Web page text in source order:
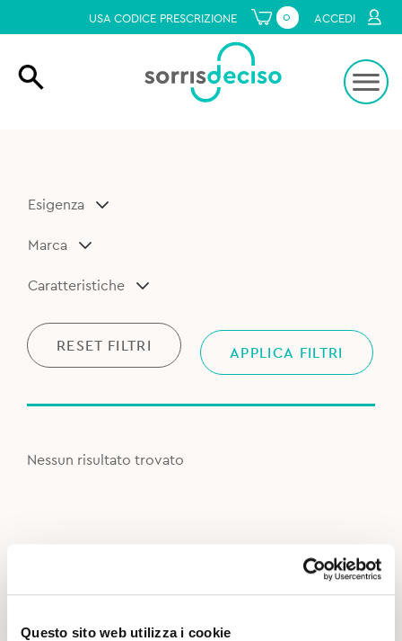
Questo sito web utilizza i cookie
USA CODICE PRESCRIZIONE 0 ACCEDI
Esigenza
Marca
Caratteristiche
RESET FILTRI APPLICA FILTRI
Nessun risultato trovato